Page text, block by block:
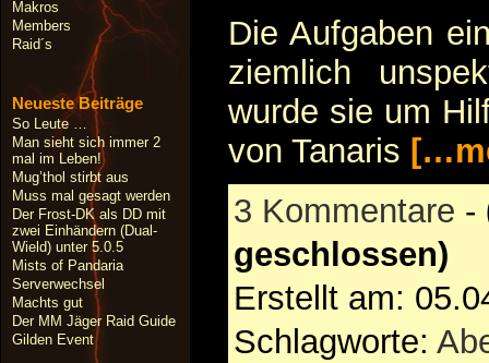
Makros
Members
Raid´s
Neueste Beiträge
So Leute …
Man sieht sich immer 2
mal im Leben!
Mug’thol stirbt aus
Muss mal gesagt werden
Der Frost-DK als DD mit
zwei Einhändern (Dual-
Wield) unter 5.0.5
Mists of Pandaria
Serverwechsel
Machts gut
Der MM Jäger Raid Guide
Gilden Event
Die Aufgaben
ziemlich
wurde sie um
von Tanaris
3 Kommentare -
geschlossen)
Erstellt am:
Schlagworte: